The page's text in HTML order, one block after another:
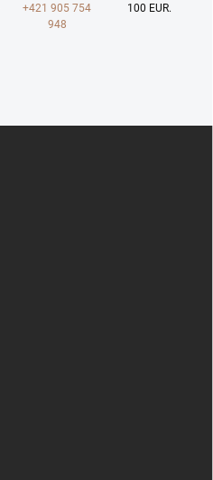
+421 905 754
948
100 EUR.